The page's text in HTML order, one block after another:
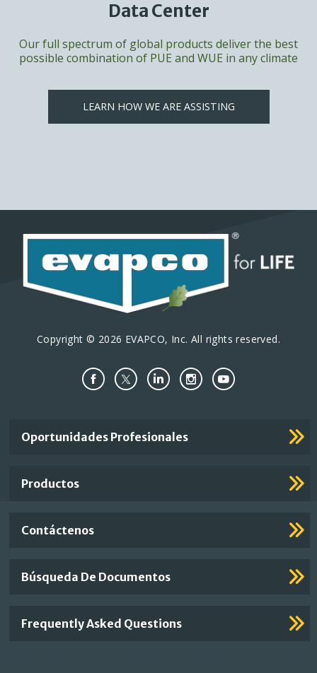
Data Center
Our full spectrum of global products deliver the best
possible combination of PUE and WUE in any climate
LEARN HOW WE ARE ASSISTING
Copyright © 2026 EVAPCO, Inc. All rights reserved.
Important
Footer
Oportunidades Profesionales
Productos
Contáctenos
Búsqueda De Documentos
Frequently Asked Questions